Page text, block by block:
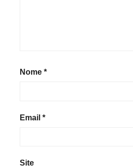
Nome *
Email *
Site